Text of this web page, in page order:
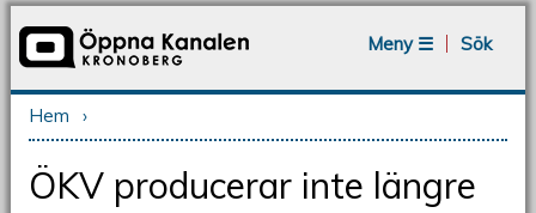
Meny ☰
Sök
Du är här
Hem ›
ÖKV producerar inte längre